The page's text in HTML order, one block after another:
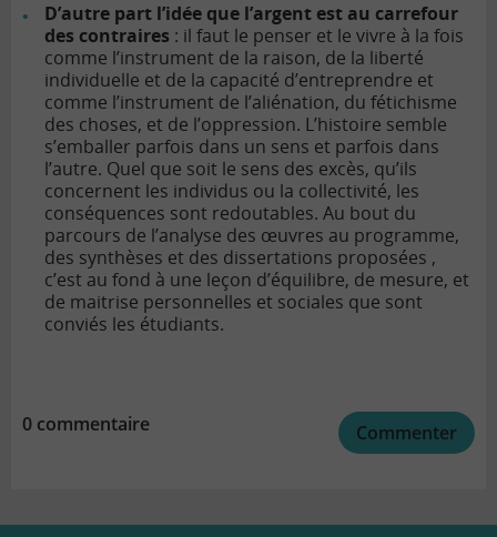
D’autre part l’idée que l’argent est au carrefour
des contraires : il faut le penser et le vivre à la fois
comme l’instrument de la raison, de la liberté
individuelle et de la capacité d’entreprendre et
comme l’instrument de l’aliénation, du fétichisme
des choses, et de l’oppression. L’histoire semble
s’emballer parfois dans un sens et parfois dans
l’autre. Quel que soit le sens des excès, qu’ils
concernent les individus ou la collectivité, les
conséquences sont redoutables. Au bout du
parcours de l’analyse des œuvres au programme,
des synthèses et des dissertations proposées ,
c’est au fond à une leçon d’équilibre, de mesure, et
de maitrise personnelles et sociales que sont
conviés les étudiants.
0 commentaire Commenter